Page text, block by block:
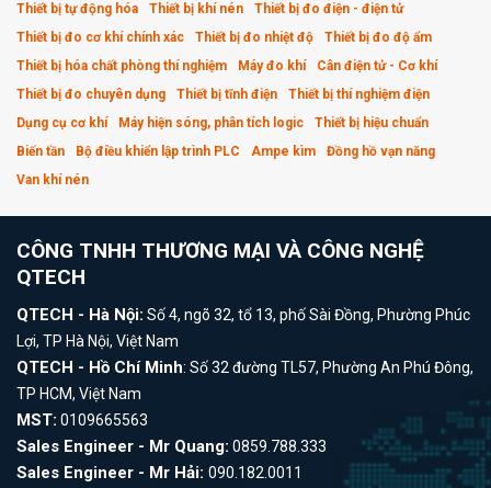
Thiết bị tự động hóa Thiết bị khí nén
Thiết bị đo điện - điện tử
Thiết bị đo cơ khí chính xác
Thiết bị đo nhiệt độ
Thiết bị đo độ ẩm
Thiết bị hóa chất phòng thí nghiệm
Máy đo khí
Cân điện tử - Cơ khí
Thiết bị đo chuyên dụng
Thiết bị tĩnh điện
Thiết bị thí nghiệm điện
Dụng cụ cơ khí
Máy hiện sóng, phân tích logic
Thiết bị hiệu chuẩn
Biến tần
Bộ điều khiển lập trình PLC Ampe kìm
Đồng hồ vạn năng
Van khí nén
CÔNG TNHH THƯƠNG MẠI VÀ CÔNG NGHỆ
QTECH
QTECH - Hà Nội: Số 4, ngõ 32, tổ 13, phố Sài Đồng, Phường Phúc
Lợi, TP Hà Nội, Việt Nam
QTECH - Hồ Chí Minh: Số 32 đường TL57, Phường An Phú Đông,
TP HCM, Việt Nam
MST: 0109665563
Sales Engineer - Mr Quang: 0859.788.333
Sales Engineer - Mr Hải: 090.182.0011